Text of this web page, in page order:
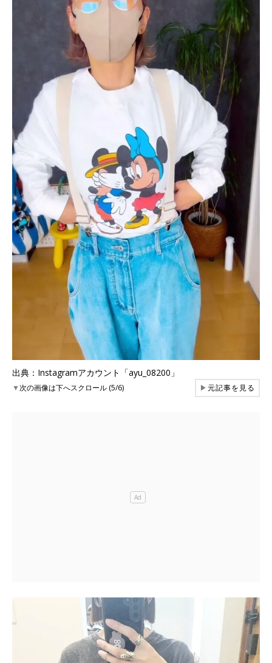
出典：Instagramアカウント「ayu_08200」
▼次の画像は下へスクロール (5/6) ▶元記事を見る